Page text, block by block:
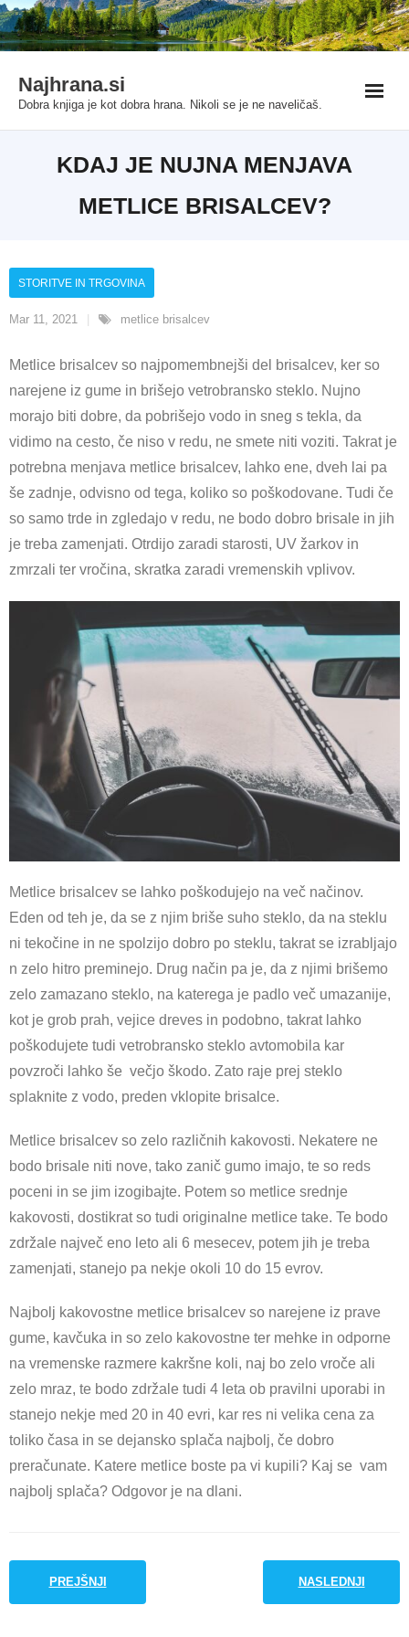
Deneme Bonusu Veren SitelerGrandpashabet
Skip
to
Najhrana.si
Dobra knjiga je kot dobra hrana. Nikoli se je ne naveličaš.
KDAJ JE NUJNA MENJAVA
METLICE BRISALCEV?
Mar 11, 2021
STORITVE IN TRGOVINA
metlice brisalcev
Metlice brisalcev so najpomembnejši del brisalcev, ker so
narejene iz gume in brišejo vetrobransko steklo. Nujno
morajo biti dobre, da pobrišejo vodo in sneg s tekla, da
vidimo na cesto, če niso v redu, ne smete niti voziti. Takrat je
potrebna menjava metlice brisalcev, lahko ene, dveh lai pa
še zadnje, odvisno od tega, koliko so poškodovane. Tudi če
so samo trde in zgledajo v redu, ne bodo dobro brisale in jih
je treba zamenjati. Otrdijo zaradi starosti, UV žarkov in
zmrzali ter vročina, skratka zaradi vremenskih vplivov.
Metlice brisalcev se lahko poškodujejo na več načinov.
Eden od teh je, da se z njim briše suho steklo, da na steklu
ni tekočine in ne spolzijo dobro po steklu, takrat se izrabljajo
n zelo hitro preminejo. Drug način pa je, da z njimi brišemo
zelo zamazano steklo, na katerega je padlo več umazanije,
kot je grob prah, vejice dreves in podobno, takrat lahko
poškodujete tudi vetrobransko steklo avtomobila kar
povzroči lahko še večjo škodo. Zato raje prej steklo
splaknite z vodo, preden vklopite brisalce.
Metlice brisalcev so zelo različnih kakovosti. Nekatere ne
bodo brisale niti nove, tako zanič gumo imajo, te so reds
poceni in se jim izogibajte. Potem so metlice srednje
kakovosti, dostikrat so tudi originalne metlice take. Te bodo
zdržale največ eno leto ali 6 mesecev, potem jih je treba
zamenjati, stanejo pa nekje okoli 10 do 15 evrov.
Najbolj kakovostne metlice brisalcev so narejene iz prave
gume, kavčuka in so zelo kakovostne ter mehke in odporne
na vremenske razmere kakršne koli, naj bo zelo vroče ali
zelo mraz, te bodo zdržale tudi 4 leta ob pravilni uporabi in
stanejo nekje med 20 in 40 evri, kar res ni velika cena za
toliko časa in se dejansko splača najbolj, če dobro
preračunate. Katere metlice boste pa vi kupili? Kaj se vam
najbolj splača? Odgovor je na dlani.
PREJŠNJI NASLEDNJI